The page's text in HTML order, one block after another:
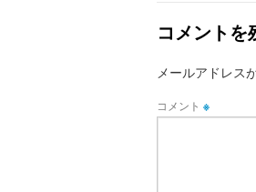
コメントを
メールアドレス
コメント ※